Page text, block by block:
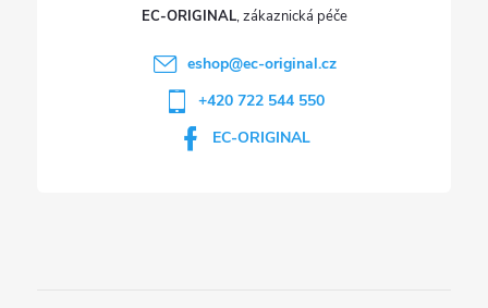
EC-ORIGINAL
eshop@ec-original.cz
+420 722 544 550
EC-ORIGINAL